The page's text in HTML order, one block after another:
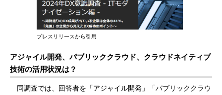
プレスリリースから引用
アジャイル開発、パブリッククラウド、クラウドネイティブ
技術の活用状況は？
同調査では、回答者を「アジャイル開発」「パブリッククラウ